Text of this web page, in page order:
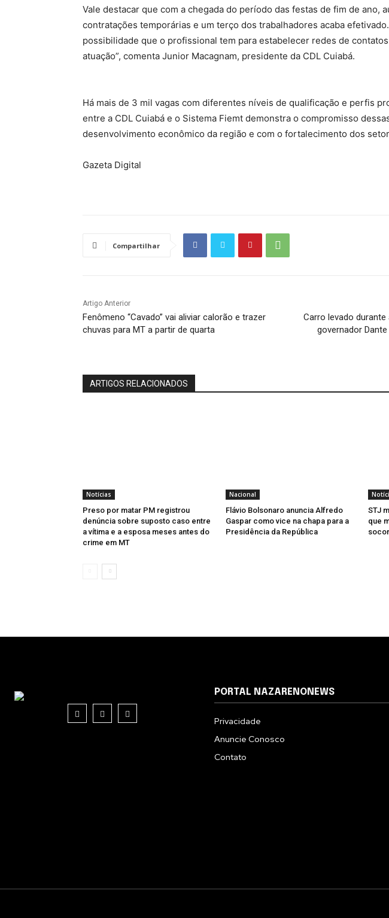
Vale destacar que com a chegada do período das festas de fim de ano,
contratações temporárias e um terço dos trabalhadores acaba
possibilidade que o profissional tem para estabelecer redes de
atuação”, comenta Junior Macagnam, presidente da CDL Cuiabá.
Há mais de 3 mil vagas com diferentes níveis de qualificação e perfis
entre a CDL Cuiabá e o Sistema Fiemt demonstra o compromisso
desenvolvimento econômico da região e com o fortalecimento dos
Gazeta Digital
Compartilhar
Artigo Anterior
Fenômeno “Cavado” vai aliviar calorão e trazer
chuvas para MT a partir de quarta
Carro levado
governador
ARTIGOS RELACIONADOS
Notícias
Preso por matar PM registrou
denúncia sobre suposto caso entre
a vítima e a esposa meses antes do
crime em MT
Nacional
Flávio Bolsonaro anuncia Alfredo
Gaspar como vice na chapa para a
Presidência da República
STJ
que
PORTAL NAZARENONEWS
Privacidade
Anuncie Conosco
Contato